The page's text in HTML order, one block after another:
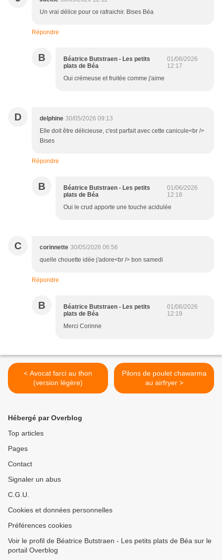
Un vrai délice pour ce rafraichir. Bises Béa
Répondre
B
Béatrice Butstraen - Les petits
plats de Béa
01/06/2026
12:17
Oui crémeuse et fruitée comme j'aime
D delphine 30/05/2026 09:13
Elle doit être délicieuse, c'est parfait avec cette canicule<br />
Bises
Répondre
B
Béatrice Butstraen - Les petits
plats de Béa
01/06/2026
12:18
Oui le crud apporte une touche acidulée
C corinnette 30/05/2026 06:56
quelle chouette idée j'adore<br /> bon samedi
Répondre
B
Béatrice Butstraen - Les petits
plats de Béa
01/06/2026
12:19
Merci Corinne
< Avocat farci au thon
(version légère)
Pilons de poulet chawarma
au airfryer >
Hébergé par Overblog
Top articles
Pages
Contact
Signaler un abus
C.G.U.
Cookies et données personnelles
Préférences cookies
Voir le profil de Béatrice Butstraen - Les petits plats de Béa sur le
portail Overblog